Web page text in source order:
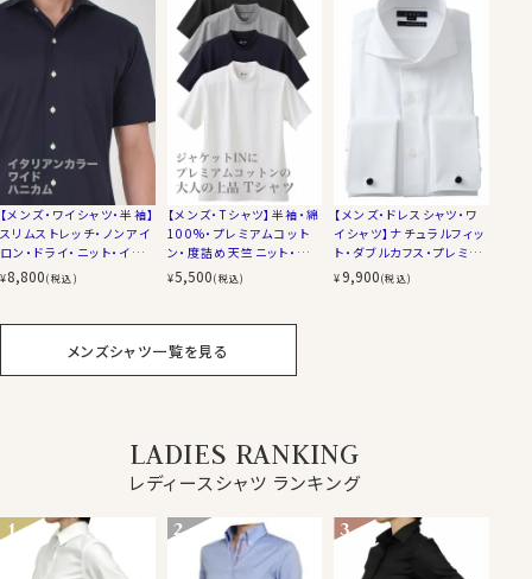
【メンズ・ワイシャツ・半袖】
スリムストレッチ・ノンアイ
ロン・ドライ・ニット・イタリ
アンカラー・ワイドカラー・
第一ボタンあり
¥8,800(税込)
【メンズ・Tシャツ】半袖・綿
100%・プレミアムコット
ン・度詰め天竺ニット・丸
首・クルーネック
¥5,500(税込)
【メンズ・ドレスシャツ・ワ
イシャツ】ナチュラルフィッ
ト・ダブルカフス・プレミア
ムコットン・120番手双
糸・イージーケア・ホリゾ
¥9,900(税込)
メンズシャツ一覧を見る
LADIES RANKING
レディースシャツ ランキング